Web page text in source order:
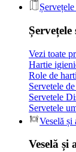
Vezi toate
Hartie
Role de
Servetele
Servetele
Servetele
Veselă și
Veselă și